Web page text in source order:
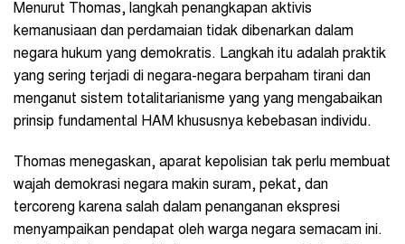
Menurut Thomas, langkah penangkapan aktivis
kemanusiaan dan perdamaian tidak dibenarkan dalam
negara hukum yang demokratis. Langkah itu adalah praktik
yang sering terjadi di negara-negara berpaham tirani dan
menganut sistem totalitarianisme yang yang mengabaikan
prinsip fundamental HAM khususnya kebebasan individu.
Thomas menegaskan, aparat kepolisian tak perlu membuat
wajah demokrasi negara makin suram, pekat, dan
tercoreng karena salah dalam penanganan ekspresi
menyampaikan pendapat oleh warga negara semacam ini.